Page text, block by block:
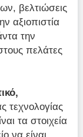
βελτιώσεις
αξιοπιστία
την
πελάτες
τεχνολογίας
τα στοιχεία
να είναι